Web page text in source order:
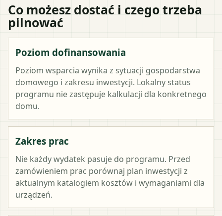
Co możesz dostać i czego trzeba
pilnować
Poziom dofinansowania
Poziom wsparcia wynika z sytuacji gospodarstwa
domowego i zakresu inwestycji. Lokalny status
programu nie zastępuje kalkulacji dla konkretnego
domu.
Zakres prac
Nie każdy wydatek pasuje do programu. Przed
zamówieniem prac porównaj plan inwestycji z
aktualnym katalogiem kosztów i wymaganiami dla
urządzeń.